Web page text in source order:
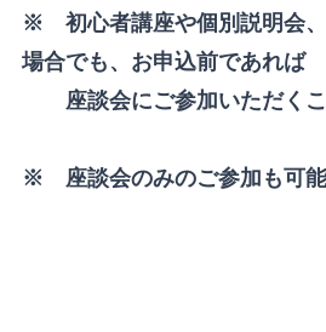
※ 初心者講座や個別説明会、
場合でも、お申込前であれば
座談会にご参加いただくこ
※ 座談会のみのご参加も可能